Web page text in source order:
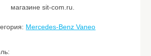
магазине sit-com.ru.
Mercedes-Benz Vaneo